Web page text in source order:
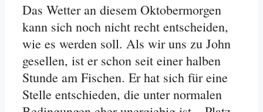
Das Wetter an diesem Oktobermorgen
kann sich noch nicht recht entscheiden,
wie es werden soll. Als wir uns zu John
gesellen, ist er schon seit einer halben
Stunde am Fischen. Er hat sich für eine
Stelle entschieden, die unter normalen